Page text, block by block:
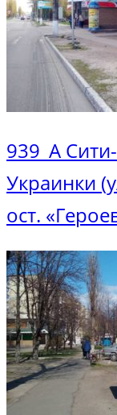
939_А
Украинки
ост.